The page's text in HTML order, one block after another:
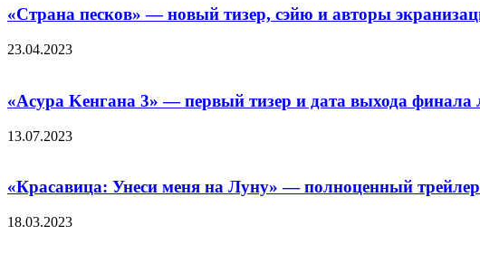
«Страна песков» — новый тизер, сэйю и авторы
23.04.2023
«Acypa Keнгaнa 3» — первый тизер и дата выхода
13.07.2023
«Красавица: Унеси меня на Луну» — полноценный
18.03.2023